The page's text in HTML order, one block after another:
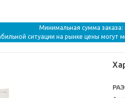
Минимальная сумма заказа:
ситуации на рынке цены могут